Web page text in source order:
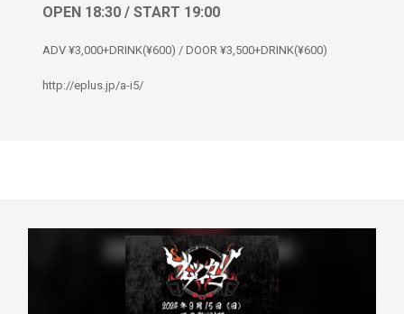
OPEN 18:30 / START 19:00
ADV ¥3,000+DRINK(¥600) / DOOR ¥3,500+DRINK(¥600)
http://eplus.jp/a-i5/